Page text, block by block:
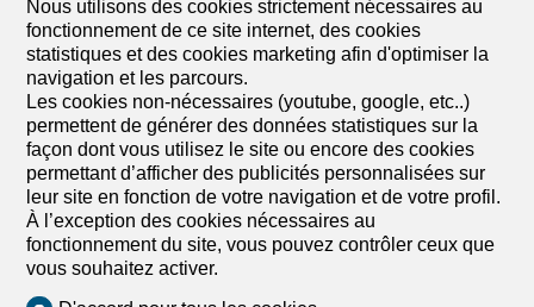
dans un cadre champêtre, 1535 Combremont-le-
Grand
A convenir
LES VILLAS DU GRAND PRÉ Villa mitoyenne de 4.5
pièces – Lot C1
Les Villas du Grand Pré – Votre nouveau chez-vous à
Combremont-le-Grand Vous rêvez d'une villa neuve dans
un environnement paisible, tout en restant proche des
commodités ? Découvrez Les Villas du Grand Pré, une
nouvelle promotion de seulement 5 villas (2 individuelles
Nous utilisons des cookies strictement nécessaires au
fonctionnement de ce site internet, des cookies
statistiques et des cookies marketing afin d'optimiser la
navigation et les parcours.
Les cookies non-nécessaires (youtube, google, etc..)
permettent de générer des données statistiques sur la
façon dont vous utilisez le site ou encore des cookies
permettant d’afficher des publicités personnalisées sur
leur site en fonction de votre navigation et de votre profil.
À l’exception des cookies nécessaires au
fonctionnement du site, vous pouvez contrôler ceux que
vous souhaitez activer.